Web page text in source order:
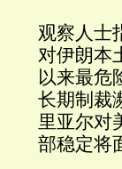
观察人士
对伊朗本
以来最危
长期制裁
里亚尔对
部稳定将